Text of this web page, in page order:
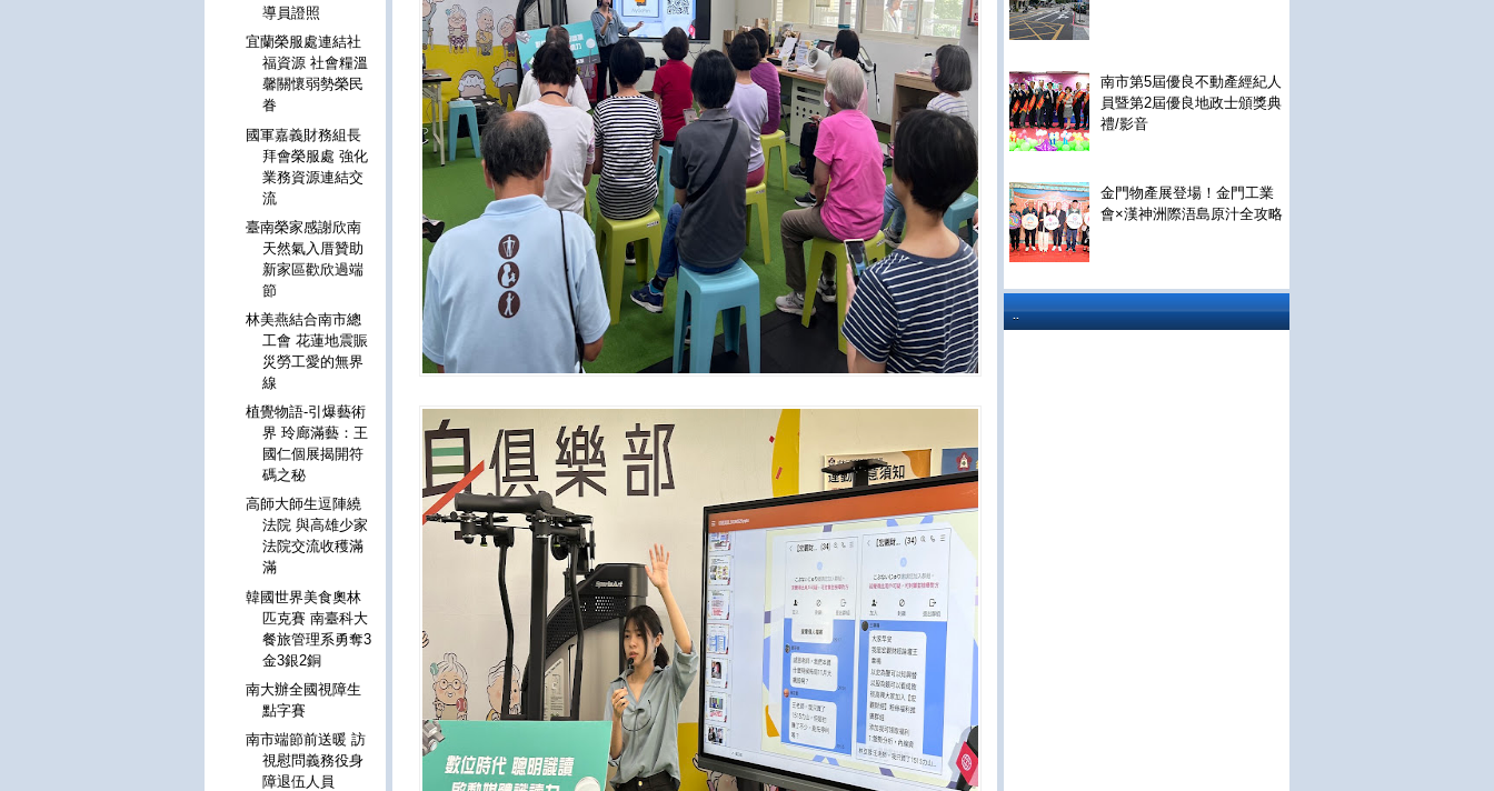
南市第5屆優良不動產經紀人
員暨第2屆優良地政士頒獎典
禮/影音
金門物產展登場！金門工業
會×漢神洲際浯島原汁全攻略
..
導員證照
宜蘭榮服處連結社
福資源 社會糧溫
馨關懷弱勢榮民
眷
國軍嘉義財務組長
拜會榮服處 強化
業務資源連結交
流
臺南榮家感謝欣南
天然氣入厝贊助
新家區歡欣過端
節
林美燕結合南市總
工會 花蓮地震賑
災勞工愛的無界
線
植覺物語-引爆藝術
界 玲廊滿藝：王
國仁個展揭開符
碼之秘
高師大師生逗陣繞
法院 與高雄少家
法院交流收穫滿
滿
韓國世界美食奧林
匹克賽 南臺科大
餐旅管理系勇奪3
金3銀2銅
南大辦全國視障生
點字賽
南市端節前送暖 訪
視慰問義務役身
障退伍人員